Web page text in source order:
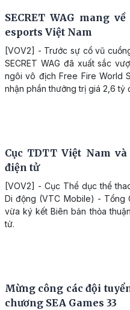
SECRET WAG mang
esports Việt Nam
[VOV2] - Trước sự cổ vũ
SECRET WAG đã xuất sắc
ngôi vô địch Free Fire World
nhận phần thưởng trị giá 2,6 tỷ
Cục TDTT Việt Nam
điện tử
[VOV2] - Cục Thể dục thể
Di động (VTC Mobile) - Tổng
vừa ký kết Biên bản thỏa
tử.
Mừng công các đội
chương SEA Games 33